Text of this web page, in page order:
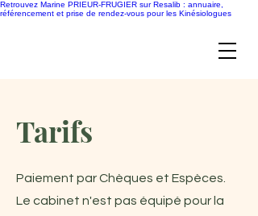
Retrouvez Marine PRIEUR-FRUGIER sur Resalib : annuaire,
référencement et prise de rendez-vous pour les Kinésiologues
Tarifs
Paiement par Chèques et Espèces.
Le cabinet n'est pas équipé pour la